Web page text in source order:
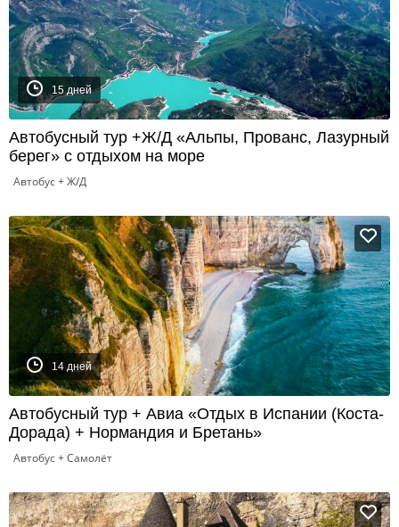
15 дней
Автобусный тур +Ж/Д «Альпы, Прованс, Лазурный
берег» с отдыхом на море
Автобус + Ж/Д
14 дней
Автобусный тур + Авиа «Отдых в Испании (Коста-
Дорада) + Нормандия и Бретань»
Автобус + Самолёт